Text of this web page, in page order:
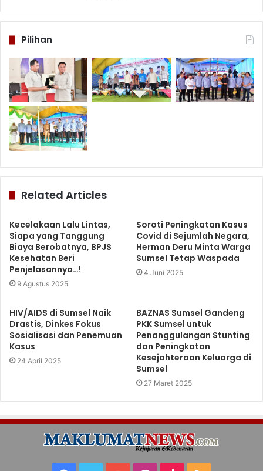
Pilihan
Related Articles
Kecelakaan Lalu Lintas,
Siapa yang Tanggung
Biaya Berobatnya, BPJS
Kesehatan Beri
Penjelasannya…!
9 Agustus 2025
Soroti Peningkatan Kasus
Covid di Sejumlah Negara,
Herman Deru Minta Warga
Sumsel Tetap Waspada
4 Juni 2025
HIV/AIDS di Sumsel Naik
Drastis, Dinkes Fokus
Sosialisasi dan Penemuan
Kasus
24 April 2025
BAZNAS Sumsel Gandeng
PKK Sumsel untuk
Penanggulangan Stunting
dan Peningkatan
Kesejahteraan Keluarga di
Sumsel
27 Maret 2025